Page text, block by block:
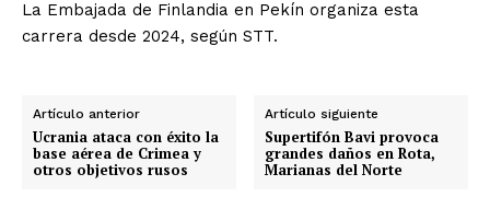
La Embajada de Finlandia en Pekín organiza esta
carrera desde 2024, según STT.
Artículo anterior
Ucrania ataca con éxito la
base aérea de Crimea y
otros objetivos rusos
Artículo siguiente
Supertifón Bavi provoca
grandes daños en Rota,
Marianas del Norte